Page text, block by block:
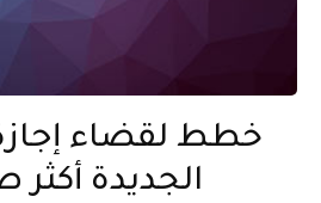
خطط لقضاء
الجديدة